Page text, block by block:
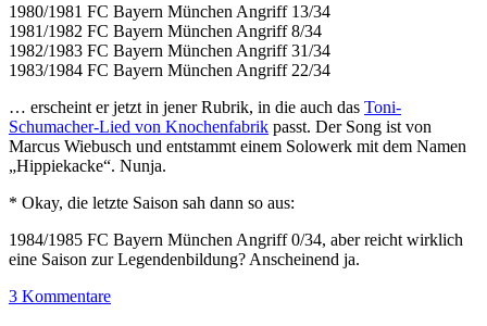
1980/1981 FC Bayern München Angriff 13/34
1981/1982 FC Bayern München Angriff 8/34
1982/1983 FC Bayern München Angriff 31/34
1983/1984 FC Bayern München Angriff 22/34
… erscheint er jetzt in jener Rubrik, in die auch das Toni-
Schumacher-Lied von Knochenfabrik passt. Der Song ist von
Marcus Wiebusch und entstammt einem Solowerk mit dem Namen
„Hippiekacke“. Nunja.
* Okay, die letzte Saison sah dann so aus:
1984/1985 FC Bayern München Angriff 0/34, aber reicht wirklich
eine Saison zur Legendenbildung? Anscheinend ja.
3 Kommentare